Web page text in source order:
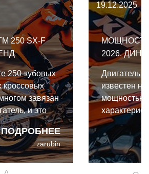
250 SX-F
ПОДРОБНЕЕ
250-кубовых
кроссовых
завязан
и это
которой
года в год
zarubin
19.12.2025
МОЩНОСТЬ
2026.
Двигатель
известен
мощностью,